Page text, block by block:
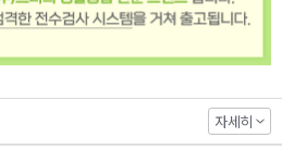
자세히